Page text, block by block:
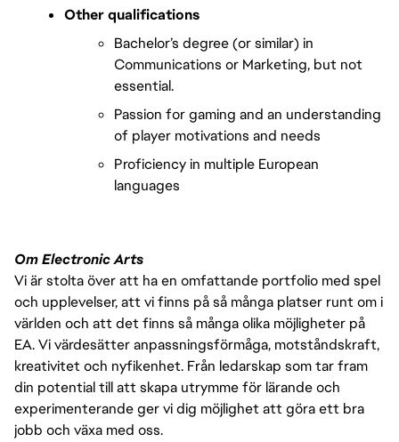
Other qualifications
Bachelor’s degree (or similar) in
Communications or Marketing, but not
essential.
Passion for gaming and an understanding
of player motivations and needs
Proficiency in multiple European
languages
Om Electronic Arts
Vi är stolta över att ha en omfattande portfolio med spel
och upplevelser, att vi finns på så många platser runt om i
världen och att det finns så många olika möjligheter på
EA. Vi värdesätter anpassningsförmåga, motståndskraft,
kreativitet och nyfikenhet. Från ledarskap som tar fram
din potential till att skapa utrymme för lärande och
experimenterande ger vi dig möjlighet att göra ett bra
jobb och växa med oss.